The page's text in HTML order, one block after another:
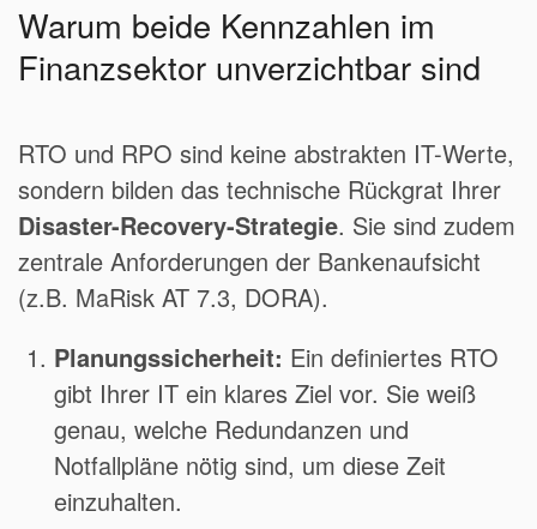
Warum beide Kennzahlen im
Finanzsektor unverzichtbar sind
RTO und RPO sind keine abstrakten IT-Werte,
sondern bilden das technische Rückgrat Ihrer
Disaster-Recovery-Strategie. Sie sind zudem
zentrale Anforderungen der Bankenaufsicht
(z.B. MaRisk AT 7.3, DORA).
Planungssicherheit: Ein definiertes RTO
gibt Ihrer IT ein klares Ziel vor. Sie weiß
genau, welche Redundanzen und
Notfallpläne nötig sind, um diese Zeit
einzuhalten.